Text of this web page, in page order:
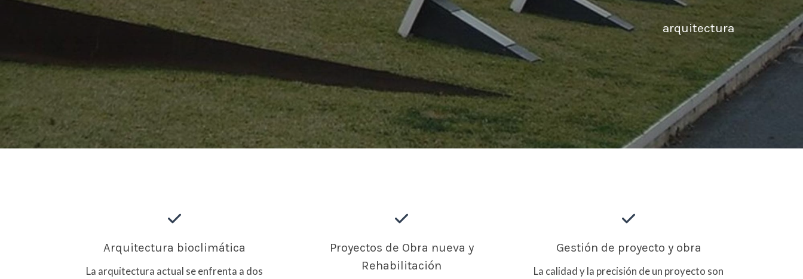
arquitectura
Arquitectura bioclimática
La arquitectura actual se enfrenta a dos
Proyectos de Obra nueva y
Rehabilitación
Gestión de proyecto y obra
La calidad y la precisión de un proyecto son